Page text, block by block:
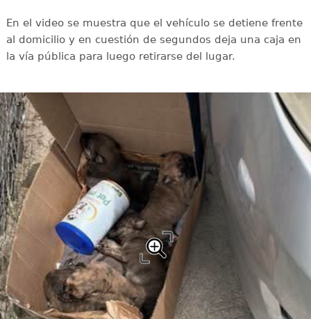
En el video se muestra que el vehículo se detiene frente
al domicilio y en cuestión de segundos deja una caja en
la vía pública para luego retirarse del lugar.